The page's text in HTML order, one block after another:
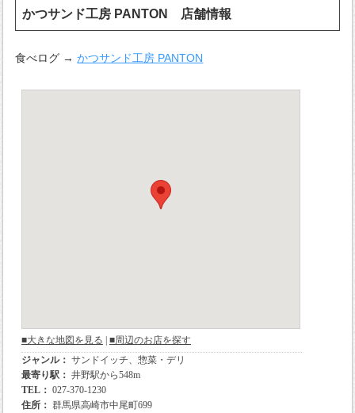
かつサンド工房 PANTON 店舗情報
食べログ →かつサンド工房 PANTON